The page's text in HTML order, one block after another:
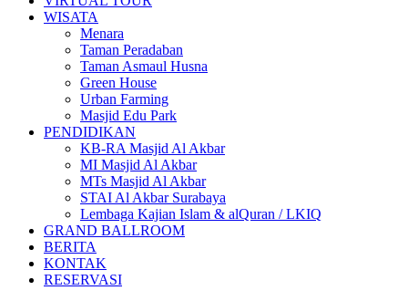
WISATA
Menara
Taman Peradaban
Taman Asmaul Husna
Green House
Urban Farming
Masjid Edu Park
PENDIDIKAN
KB-RA Masjid Al Akbar
MI Masjid Al Akbar
MTs Masjid Al Akbar
STAI Al Akbar Surabaya
Lembaga Kajian Islam & alQuran / LKIQ
GRAND BALLROOM
BERITA
KONTAK
RESERVASI